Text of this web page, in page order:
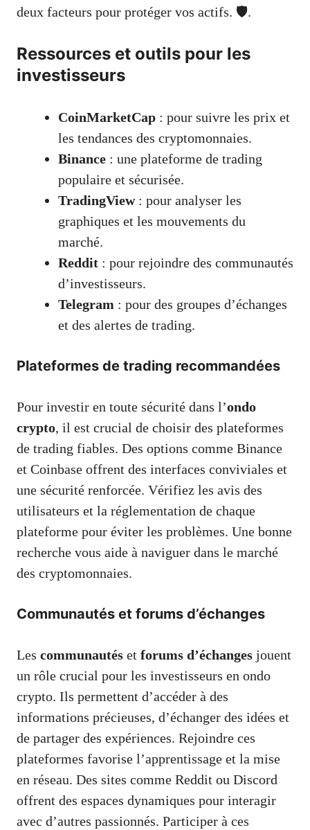
deux facteurs pour protéger vos actifs. 🛡️.
Ressources et outils pour les
investisseurs
CoinMarketCap : pour suivre les prix et
les tendances des cryptomonnaies.
Binance : une plateforme de trading
populaire et sécurisée.
TradingView: pour analyser les
graphiques et les mouvements du
marché.
Reddit : pour rejoindre des communautés
d’investisseurs.
Telegram : pour des groupes d’échanges
et des alertes de trading.
Plateformes de trading recommandées
Pour investir en toute sécurité dans l’ondo
crypto, il est crucial de choisir des plateformes
de trading fiables. Des options comme Binance
et Coinbase offrent des interfaces conviviales et
une sécurité renforcée. Vérifiez les avis des
utilisateurs et la réglementation de chaque
plateforme pour éviter les problèmes. Une bonne
recherche vous aide à naviguer dans le marché
des cryptomonnaies.
Communautés et forums d’échanges
Les communautés et forums d’échanges jouent
un rôle crucial pour les investisseurs en ondo
crypto. Ils permettent d’accéder à des
informations précieuses, d’échanger des idées et
de partager des expériences. Rejoindre ces
plateformes favorise l’apprentissage et la mise
en réseau. Des sites comme Reddit ou Discord
offrent des espaces dynamiques pour interagir
avec d’autres passionnés. Participer à ces